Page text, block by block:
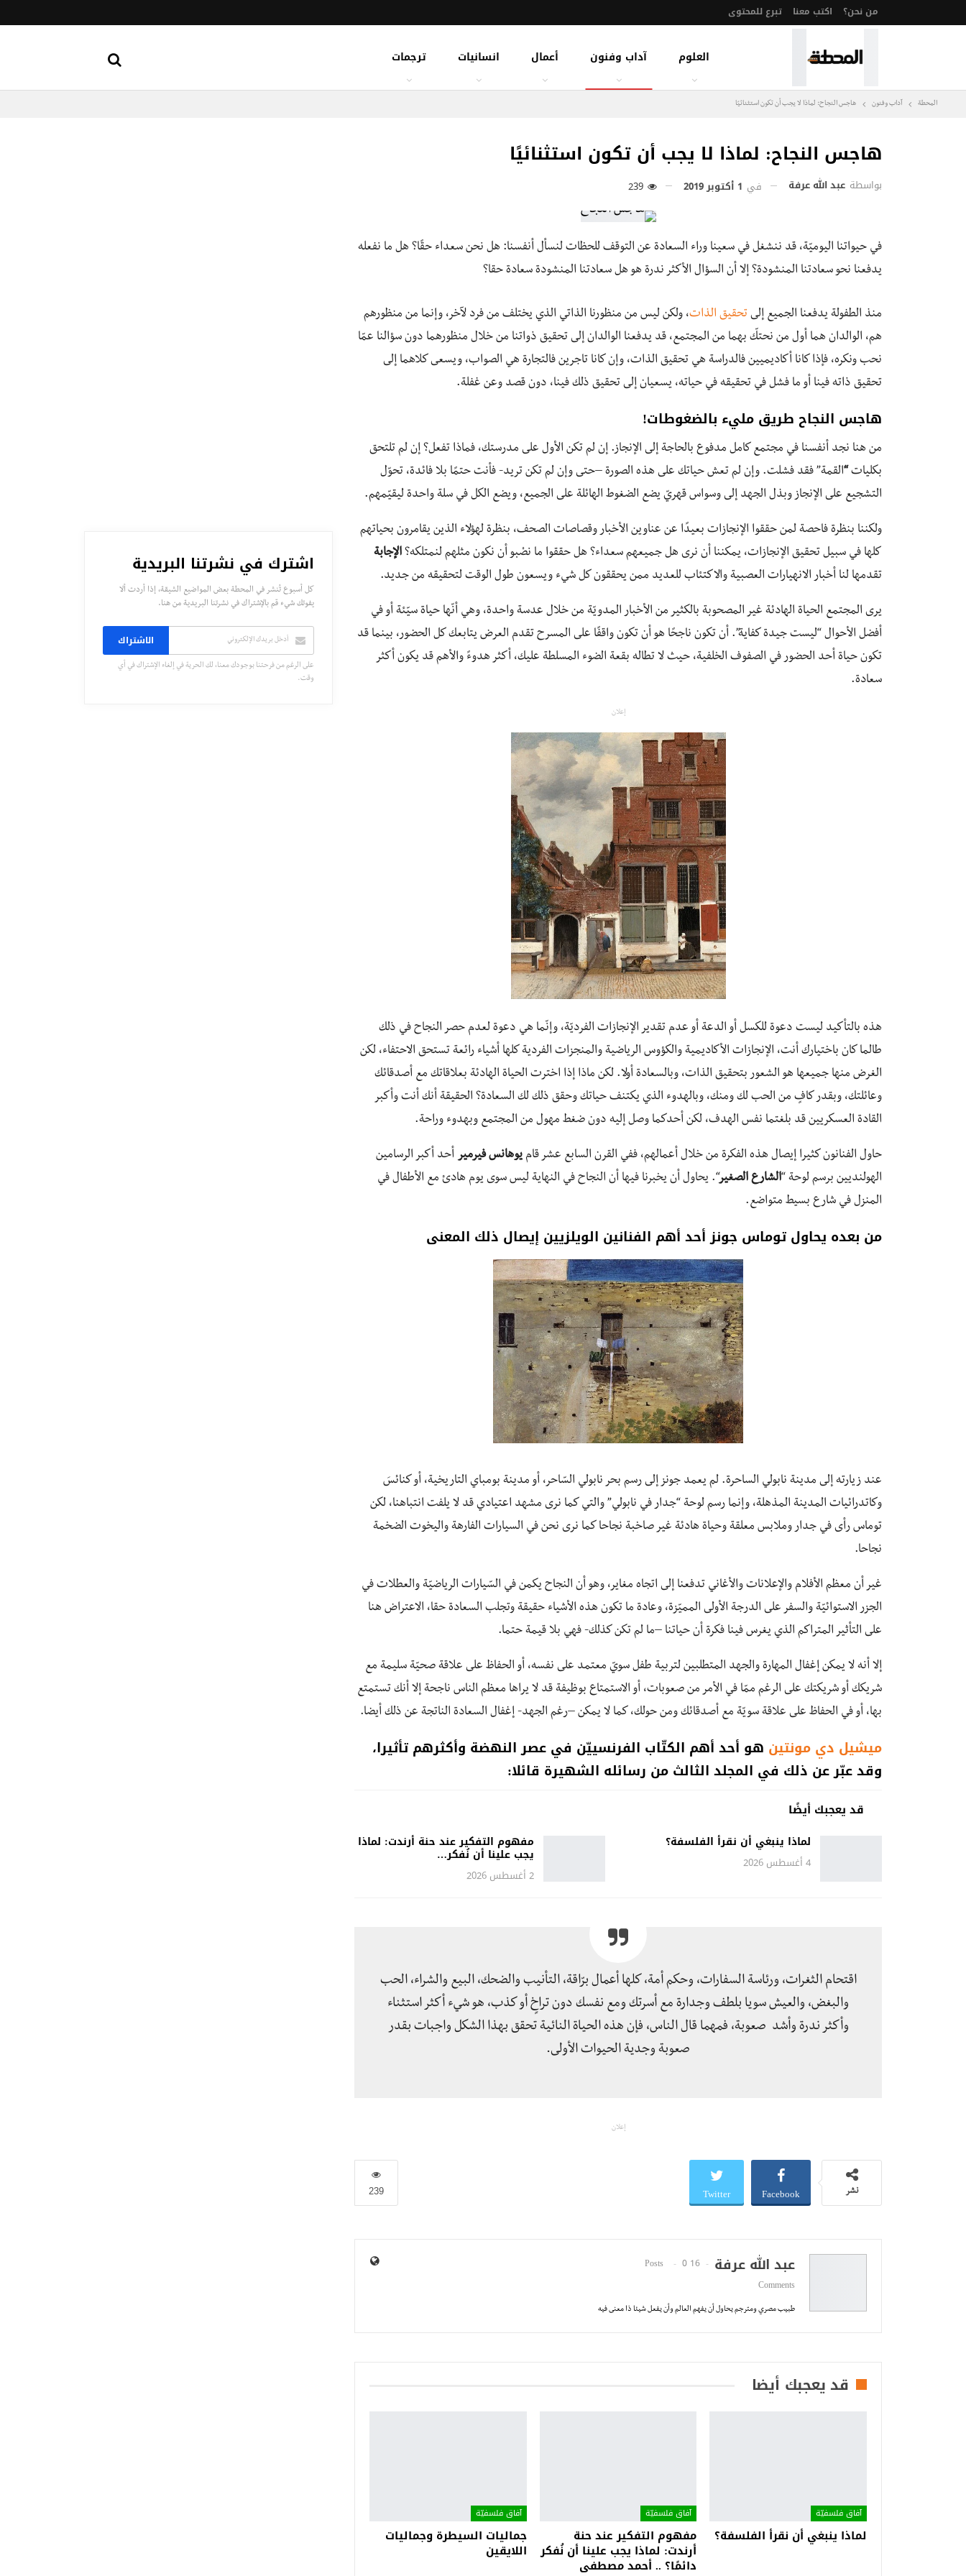
من نحن؟ اكتب معنا تبرع للمحتوى
العلوم آداب وفنون أعمال انسانيات ترجمات
المحطة آداب وفنون هاجس النجاح: لماذا لا يجب أن تكون استثنائيًا
هاجس النجاح: لماذا لا يجب أن تكون استثنائيًا
بواسطة عبد الله عرفة في 1 أكتوبر 2019
في حيواتنا اليوميّة، قد ننشغل في سعينا وراء السعادة عن التوقف للحظات لنسأل أنفسنا: هل نحن سعداء حقًا؟ هل ما نفعله
يدفعنا نحو سعادتنا المنشودة؟ إلا أن السؤال الأكثر ندرة هو هل سعادتنا المنشودة سعادة حقا؟
منذ الطفولة يدفعنا الجميع إلى تحقيق الذات، ولكن ليس من منظورنا الذاتي الذي يختلف من فرد لآخر، وإنما من منظورهم
هم، الوالدان هما أول من نحتكّ بهما من المجتمع، قد يدفعنا الوالدان إلى تحقيق ذواتنا من خلال منظورهما دون سؤالنا عمّا
نحب ونكره، فإذا كانا أكاديميين فالدراسة هي تحقيق الذات، وإن كانا تاجرين فالتجارة هي الصواب، ويسعى كلاهما إلى
تحقيق ذاته فينا أو ما فشل في تحقيقه في حياته، يسعيان إلى تحقيق ذلك فينا، دون قصد وعن غفلة.
هاجس النجاح طريق مليء بالضغوطات!
من هنا نجد أنفسنا في مجتمع كامل مدفوع بالحاجة إلى الإنجاز. إن لم تكن الأول على مدرستك، فماذا تفعل؟ إن لم تلتحق
بكليات “القمة” فقد فشلت. وإن لم تعش حياتك على هذه الصورة –حتى وإن لم تكن تريد- فأنت حتمًا بلا فائدة، تحوّل
التشجيع على الإنجاز وبذل الجهد إلى وسواس قهريّ يضع الضغوط الهائلة على الجميع، ويضع الكل في سلة واحدة ليقيّمهم.
ولكننا بنظرة فاحصة لمن حققوا الإنجازات بعيدًا عن عناوين الأخبار وقصاصات الصحف، بنظرة لهؤلاء الذين يقامرون بحياتهم
كلها في سبيل تحقيق الإنجازات، يمكننا أن نرى هل جميعهم سعداء؟ هل حققوا ما نصْبو أن نكون مثلهم لنمتلكه؟ الإجابة
تقدمها لنا أخبار الانهيارات العصبية والاكتئاب للعديد ممن يحققون كل شيء ويسعون طول الوقت لتحقيقه من جديد.
يرى المجتمع الحياة الهادئة غير المصحوبة بالكثير من الأخبار المدويّة من خلال عدسة واحدة، وهي أنّها حياة سيّئة أو في
أفضل الأحوال “ليست جيدة كفاية”. أن تكون ناجحًا هو أن تكون واقفًا على المسرح تقدم العرض يتابعك كل الحضور، بينما قد
تكون حياة أحد الحضور في الصفوف الخلفية، حيث لا تطاله بقعة الضوء المسلطة عليك، أكثر هدوءً والأهم قد يكون أكثر
سعادة.
إعلان
هذه بالتأكيد ليست دعوة للكسل أو الدعة أو عدم تقدير الإنجازات الفرديّة، وإنّما هي دعوة لعدم حصر النجاح في ذلك
طالما كان باختيارك أنت، الإنجازات الأكاديمية والكؤوس الرياضية والمنجزات الفردية كلها أشياء رائعة تستحق الاحتفاء، لكن
الغرض منها جميعها هو الشعور بتحقيق الذات، وبالسعادة أولا. لكن ماذا إذا اخترت الحياة الهادئة بعلاقاتك مع أصدقائك
وعائلتك، وبقدر كافٍ من الحب لك ومنك، وبالهدوء الذي يكتنف حياتك وحقق ذلك لك السعادة؟ الحقيقة أنك أنت وأكبر
القادة العسكريين قد بلغتما نفس الهدف، لكن أحدكما وصل إليه دون ضغط مهول من المجتمع وبهدوء وراحة.
حاول الفنانون كثيرا إيصال هذه الفكرة من خلال أعمالهم، ففي القرن السابع عشر قاميوهانس فيرمير أحد أكبر الرسامين
الهولنديين برسم لوحة “الشارع الصغير“. يحاول أن يخبرنا فيها أن النجاح في النهاية ليس سوى يوم هادئ مع الأطفال في
المنزل في شارع بسيط متواضع.
من بعده يحاول توماس جونز أحد أهم الفنانين الويلزيين إيصال ذلك المعنى
عند زيارته إلى مدينة نابولي الساحرة. لم يعمد جونز إلى رسم بحر نابولي السّاحر، أو مدينة بومباي التاريخية، أو كنائسَ
وكاتدرائيات المدينة المذهلة، وإنما رسم لوحة “جدار في نابولي” والتي كما نرى مشهد اعتيادي قد لا يلفت انتباهنا، لكن
توماس رأى في جدار وملابس معلقة وحياة هادئة غير صاخبة نجاحا كما نرى نحن في السيارات الفارهة واليخوت الضخمة
نجاحا.
غير أن معظم الأفلام والإعلانات والأغاني تدفعنا إلى اتجاه مغاير، وهو أن النجاح يكمن في السّيارات الرياضيّة والعطلات في
الجزر الاستوائيّة والسفر على الدرجة الأولى المميّزة، وعادة ما تكون هذه الأشياء حقيقة وتجلب السعادة حقا، الاعتراض هنا
على التأثير المتراكم الذي يغرس فينا فكرة أن حياتنا –ما لم تكن كذلك- فهي بلا قيمة حتما.
إلا أنه لا يمكن إغفال المهارة والجهد المتطلبين لتربية طفل سويّ معتمد على نفسه، أو الحفاظ على علاقة صحيّة سليمة مع
شريكك أو شريكتك على الرغم ممّا في الأمر من صعوبات، أو الاستمتاع بوظيفة قد لا يراها معظم الناس ناجحة إلا أنك تستمتع
بها، أو في الحفاظ على علاقة سويّة مع أصدقائك ومن حولك، كما لا يمكن –رغم الجهد- إغفال السعادة الناتجة عن ذلك أيضا.
ميشيل دي مونتين هو أحد أهم الكتّاب الفرنسييّن في عصر النهضة وأكثرهم تأثيرا،
وقد عبّر عن ذلك في المجلد الثالث من رسائله الشهيرة قائلا:
قد يعجبك أيضًا
لماذا ينبغي أن نقرأ الفلسفة؟
4 أغسطس 2026
مفهوم التفكير عند حنة أرندت: لماذا
يجب علينا أن نُفكر…
2 أغسطس 2026
اقتحام الثغرات، ورئاسة السفارات، وحكم أمة، كلها أعمال برّاقة، التأنيب والضحك، البيع والشراء، الحب
والبغض، والعيش سويا بلطف وجدارة مع أسرتك ومع نفسك دون تراخٍ أو كذب، هو شيء أكثر استثناء
وأكثر ندرة وأشد صعوبة، فمهما قال الناس، فإن هذه الحياة النائية تحقق بهذا الشكل واجبات بقدر
صعوبة وجدية الحيوات الأولى.
إعلان
239 نشر Facebook
Twitter
عبد الله عرفة 16 Posts
0
Comments
طبيب مصري ومترجم يحاول أن يفهم العالم وأن يفعل شيئا ذا معنى فيه
قد يعجبك أيضا
آفاق فلسفيّة‎
لماذا ينبغي أن نقرأ الفلسفة؟
آفاق فلسفيّة‎
مفهوم التفكير عند حنة
أرندت: لماذا يجب علينا أن نُفكر
دائمًا؟ .. أحمد مصطفى
آفاق فلسفيّة‎
جماليات السيطرة وجماليات
اللايقين
اشترك في نشرتنا البريدية
كل أسبوع تُنشر في المحطة بعض المواضيع الشيقة، إذا أردت ألا
يفوتك شيء قم بالإشتراك في نشرتنا البريدية من هنا.
الاشتراك
على الرغم من فرحتنا بوجودك معنا، لك الحرية في إلغاء الإشتراك في أي
وقت.